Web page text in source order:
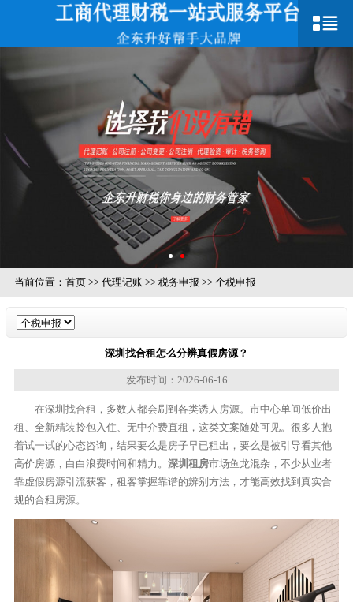
当前位置： 首页>> 代理记账>> 税务申报 >> 个税申报
深圳找合租怎么分辨真假房源？
发布时间：2026-06-16
在深圳找合租，多数人都会刷到各类诱人房源。市中心单间低价出
租、全新精装拎包入住、无中介费直租，这类文案随处可见。很多人抱
着试一试的心态咨询，结果要么是房子早已租出，要么是被引导看其他
高价房源，白白浪费时间和精力。 深圳租房市场鱼龙混杂，不少从业者
靠虚假房源引流获客，租客掌握靠谱的辨别方法，才能高效找到真实合
规的合租房源。